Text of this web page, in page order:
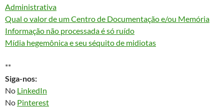
Administrativa
Qual o valor de um Centro de Documentação e/ou Memória
Informação não processada é só ruído
Mídia hegemônica e seu séquito de midiotas
**
Siga-nos:
No LinkedIn
No Pinterest